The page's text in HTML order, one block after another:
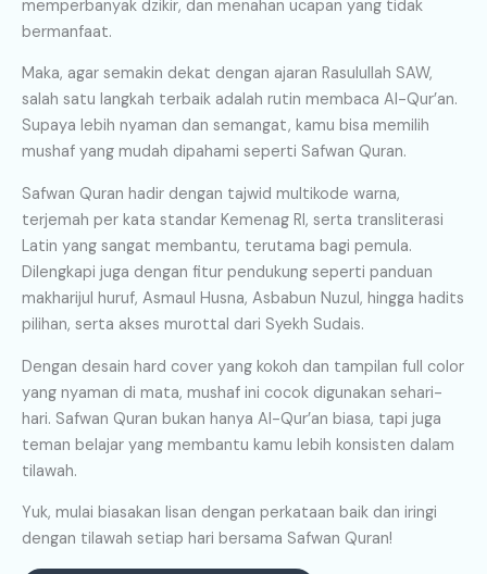
memperbanyak dzikir, dan menahan ucapan yang tidak
bermanfaat.
Maka, agar semakin dekat dengan ajaran Rasulullah SAW,
salah satu langkah terbaik adalah rutin membaca Al-Qur’an.
Supaya lebih nyaman dan semangat, kamu bisa memilih
mushaf yang mudah dipahami seperti Safwan Quran.
Safwan Quran hadir dengan tajwid multikode warna,
terjemah per kata standar Kemenag RI, serta transliterasi
Latin yang sangat membantu, terutama bagi pemula.
Dilengkapi juga dengan fitur pendukung seperti panduan
makharijul huruf, Asmaul Husna, Asbabun Nuzul, hingga hadits
pilihan, serta akses murottal dari Syekh Sudais.
Dengan desain hard cover yang kokoh dan tampilan full color
yang nyaman di mata, mushaf ini cocok digunakan sehari-
hari. Safwan Quran bukan hanya Al-Qur’an biasa, tapi juga
teman belajar yang membantu kamu lebih konsisten dalam
tilawah.
Yuk, mulai biasakan lisan dengan perkataan baik dan iringi
dengan tilawah setiap hari bersama Safwan Quran!